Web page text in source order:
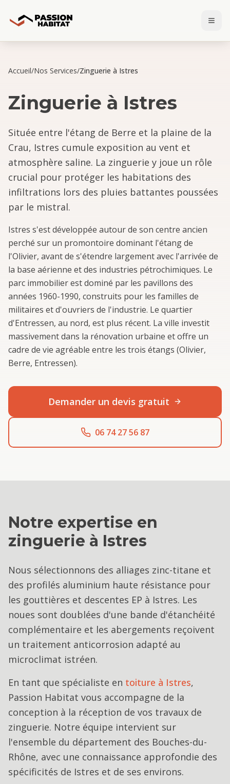
Accueil/Nos Services/Zinguerie à Istres
Zinguerie à Istres
Située entre l'étang de Berre et la plaine de la
Crau, Istres cumule exposition au vent et
atmosphère saline. La zinguerie y joue un rôle
crucial pour protéger les habitations des
infiltrations lors des pluies battantes poussées
par le mistral.
Istres s'est développée autour de son centre ancien
perché sur un promontoire dominant l'étang de
l'Olivier, avant de s'étendre largement avec l'arrivée de
la base aérienne et des industries pétrochimiques. Le
parc immobilier est dominé par les pavillons des
années 1960-1990, construits pour les familles de
militaires et d'ouvriers de l'industrie. Le quartier
d'Entressen, au nord, est plus récent. La ville investit
massivement dans la rénovation urbaine et offre un
cadre de vie agréable entre les trois étangs (Olivier,
Berre, Entressen).
Demander un devis gratuit
06 74 27 56 87
Notre expertise en
zinguerie à Istres
Nous sélectionnons des alliages zinc-titane et
des profilés aluminium haute résistance pour
les gouttières et descentes EP à Istres. Les
noues sont doublées d'une bande d'étanchéité
complémentaire et les abergements reçoivent
un traitement anticorrosion adapté au
microclimat istréen.
En tant que spécialiste en toiture à Istres,
Passion Habitat vous accompagne de la
conception à la réception de vos travaux de
zinguerie. Notre équipe intervient sur
l'ensemble du département des Bouches-du-
Rhône, avec une connaissance approfondie des
spécificités de Istres et de ses environs.